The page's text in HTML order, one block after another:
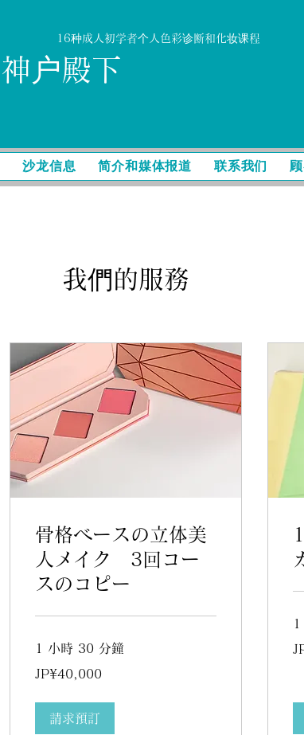
16种成人初学者个人色彩诊断和化妆课程
神户殿下
沙龙信息 简介和媒体报道 联系我们
我們的服務
骨格ベースの立体美
人メイク 3回コー
スのコピー
1 小時 30 分鐘
日
JP¥40,000
請求預訂
日